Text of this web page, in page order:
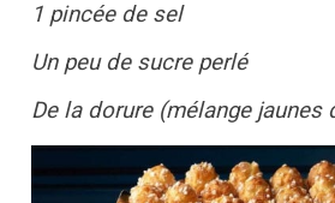
1 pincée de sel
Un peu de sucre perlé
De la dorure (mélange